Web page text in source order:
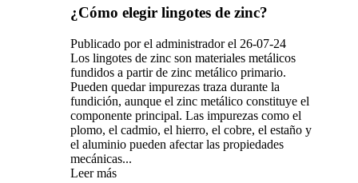
¿Cómo elegir lingotes de zinc?
Publicado por el administrador el 26-07-24
Los lingotes de zinc son materiales metálicos
fundidos a partir de zinc metálico primario.
Pueden quedar impurezas traza durante la
fundición, aunque el zinc metálico constituye el
componente principal. Las impurezas como el
plomo, el cadmio, el hierro, el cobre, el estaño y
el aluminio pueden afectar las propiedades
mecánicas...
Leer más